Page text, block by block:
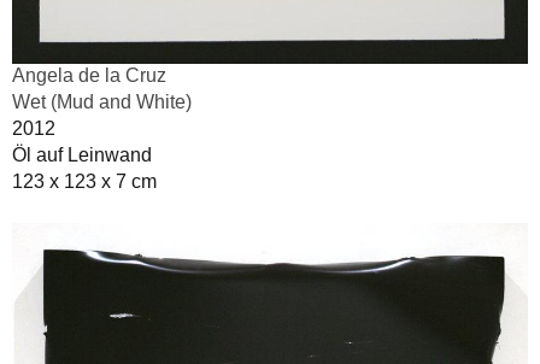
Angela de la Cruz
Wet (Mud and White)
2012
Öl auf Leinwand
123 x 123 x 7 cm